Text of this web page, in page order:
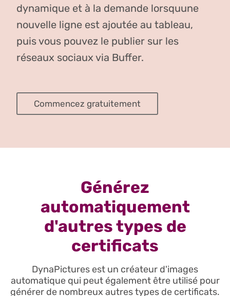
dynamique et à la demande lorsquune
nouvelle ligne est ajoutée au tableau,
puis vous pouvez le publier sur les
réseaux sociaux via Buffer.
Commencez gratuitement
Générez
automatiquement
d'autres types de
certificats
DynaPictures est un créateur d'images
automatique qui peut également être utilisé pour
générer de nombreux autres types de certificats.